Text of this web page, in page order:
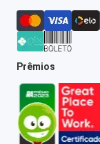
Prêmios